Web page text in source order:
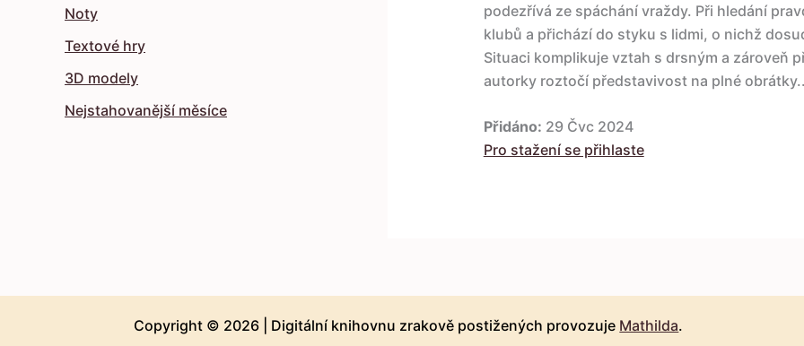
Noty
Textové hry
3D modely
Nejstahovanější měsíce
podezřívá ze spáchání vraždy. Při hledání
klubů a přichází do styku s lidmi, o nichž
Situaci komplikuje vztah s drsným a zároveň
autorky roztočí představivost na plné
Přidáno: 29 Čvc 2024
Pro stažení se přihlaste
Copyright © 2026 | Digitální knihovnu zrakově postižených provozuje Mathilda.